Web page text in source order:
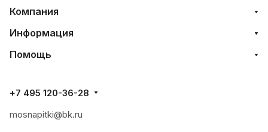
Компания
Информация
Помощь
+7 495 120-36-28
mosnapitki@bk.ru